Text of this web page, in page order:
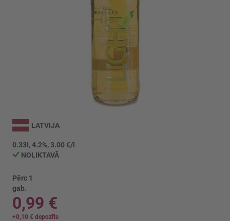
uz
galerijas
sākumu
LATVIJA
0.33l, 4.2%, 3.00 €/l
NOLIKTAVĀ
Pērc 1
gab.
0,99 €
+0,10 € depozīts